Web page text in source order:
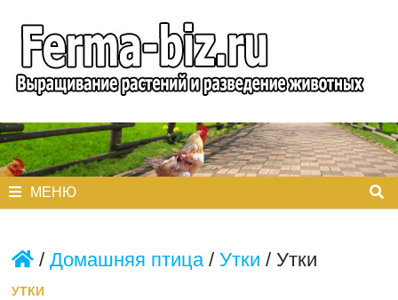
содержимому
МЕНЮ
/ Домашняя птица/ Утки / Утки
УТКИ